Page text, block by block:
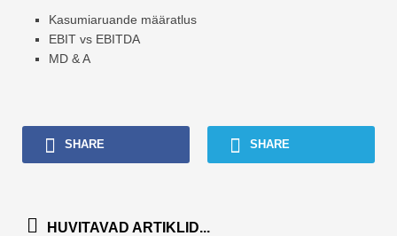
Kasumiaruande määratlus
EBIT vs EBITDA
MD & A
SHARE SHARE
HUVITAVAD ARTIKLID...